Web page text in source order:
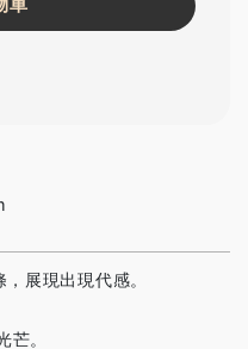
車
展現出現代感。
。